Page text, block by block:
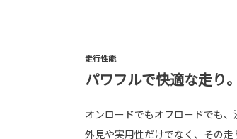
走行性能
パワフルで快適な走り。
オンロードでもオフロードでも、
外見や実用性だけでなく、その走